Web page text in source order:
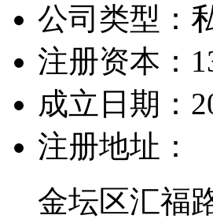
公司类型：
注册资本：
成立日期：
注册地址：
金坛区汇福